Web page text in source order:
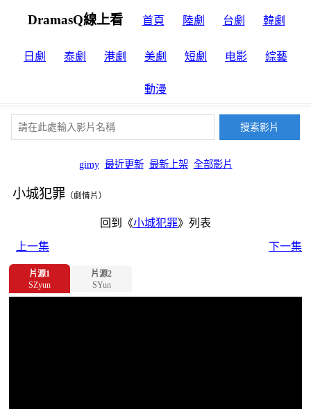
DramasQ線上看 首頁 陸劇 台劇 韓劇
日劇 泰劇 港劇 美劇 短劇 电影 綜藝
動漫
gimy 最近更新 最新上架 全部影片
小城犯罪 （劇情片）
回到《小城犯罪》列表
上一集
下一集
片源1
SZyun
片源2
SYun